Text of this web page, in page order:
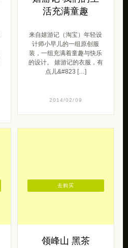
活充满童趣
来自嬉游记（淘宝）年轻设
计师小早儿的一组原创服
装，一组充满着童趣与快乐
的设计。 嬉游记的衣服，有
点儿&#823 […]
2014/02/09
领峰山 黑茶
去购买